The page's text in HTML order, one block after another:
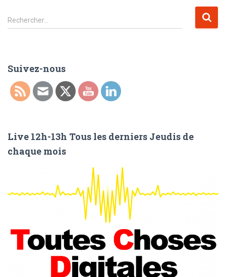
R
e
r
h
:
Rechercher…
Suivez-nous
Live 12h-13h Tous les derniers Jeudis de
chaque mois